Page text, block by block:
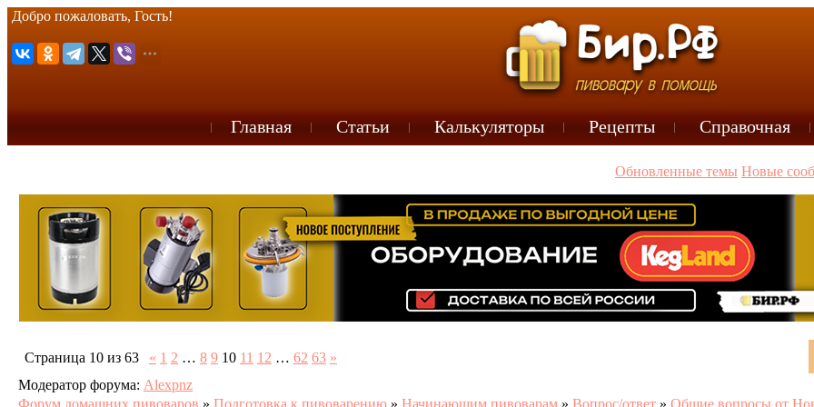
Добро пожаловать, Гость!
Главная Статьи Калькуляторы Рецепты Справочная
Обновленные темы Новые
Страница 10 из 63 « 1 2 … 8 9 10 11 12 … 62 63 »
Модератор форума: Alexpnz
Форум домашних пивоваров » Подготовка к пивоварению » Начинающим пивоварам » Вопрос/ответ » Общие вопросы от